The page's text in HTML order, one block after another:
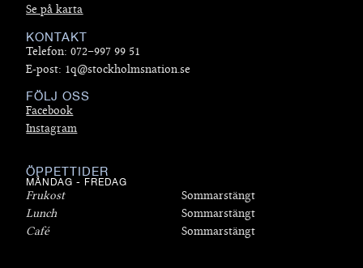
Se på karta
KONTAKT
Telefon: 072–997 99 51
E-post: 1q@stockholmsnation.se
FÖLJ OSS
Facebook
Instagram
ÖPPETTIDER
MÅNDAG - FREDAG
Frukost
Lunch
Café
Sommarstängt
Sommarstängt
Sommarstängt